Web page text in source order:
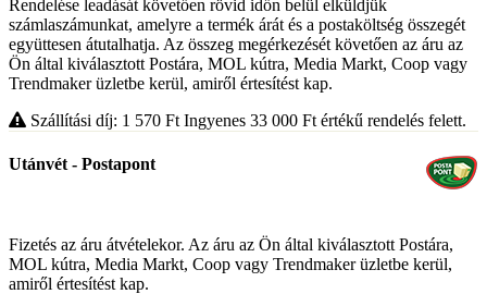
Rendelése leadását követően rövid időn belül elküldjük
számlaszámunkat, amelyre a termék árát és a postaköltség összegét
együttesen átutalhatja. Az összeg megérkezését követően az áru az
Ön által kiválasztott Postára, MOL kútra, Media Markt, Coop vagy
Trendmaker üzletbe kerül, amiről értesítést kap.
Szállítási díj: 1 570 Ft Ingyenes 33 000 Ft értékű rendelés felett.
Utánvét - Postapont
Fizetés az áru átvételekor. Az áru az Ön által kiválasztott Postára,
MOL kútra, Media Markt, Coop vagy Trendmaker üzletbe kerül,
amiről értesítést kap.